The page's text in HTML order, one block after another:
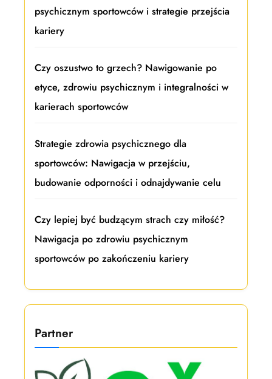
psychicznym sportowców i strategie przejścia
kariery
Czy oszustwo to grzech? Nawigowanie po
etyce, zdrowiu psychicznym i integralności w
karierach sportowców
Strategie zdrowia psychicznego dla
sportowców: Nawigacja w przejściu,
budowanie odporności i odnajdywanie celu
Czy lepiej być budzącym strach czy miłość?
Nawigacja po zdrowiu psychicznym
sportowców po zakończeniu kariery
Partner